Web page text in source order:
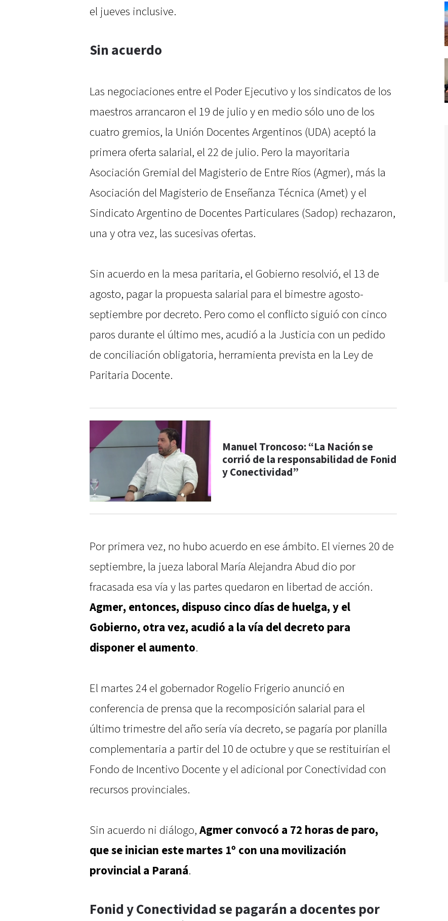
el jueves inclusive.
Sin acuerdo
Las negociaciones entre el Poder Ejecutivo y los sindicatos de los
maestros arrancaron el 19 de julio y en medio sólo uno de los
cuatro gremios, la Unión Docentes Argentinos (UDA) aceptó la
primera oferta salarial, el 22 de julio. Pero la mayoritaria
Asociación Gremial del Magisterio de Entre Ríos (Agmer), más la
Asociación del Magisterio de Enseñanza Técnica (Amet) y el
Sindicato Argentino de Docentes Particulares (Sadop) rechazaron,
una y otra vez, las sucesivas ofertas.
Sin acuerdo en la mesa paritaria, el Gobierno resolvió, el 13 de
agosto, pagar la propuesta salarial para el bimestre agosto-
septiembre por decreto. Pero como el conflicto siguió con cinco
paros durante el último mes, acudió a la Justicia con un pedido
de conciliación obligatoria, herramienta prevista en la Ley de
Paritaria Docente.
Manuel Troncoso: “La Nación se
corrió de la responsabilidad de Fonid
y Conectividad”
Por primera vez, no hubo acuerdo en ese ámbito. El viernes 20 de
septiembre, la jueza laboral María Alejandra Abud dio por
fracasada esa vía y las partes quedaron en libertad de acción.
Agmer, entonces, dispuso cinco días de huelga, y el
Gobierno, otra vez, acudió a la vía del decreto para
disponer el aumento.
El martes 24 el gobernador Rogelio Frigerio anunció en
conferencia de prensa que la recomposición salarial para el
último trimestre del año sería vía decreto, se pagaría por planilla
complementaria a partir del 10 de octubre y que se restituirían el
Fondo de Incentivo Docente y el adicional por Conectividad con
recursos provinciales.
Sin acuerdo ni diálogo, Agmer convocó a 72 horas de paro,
que se inician este martes 1º con una movilización
provincial a Paraná.
Fonid y Conectividad se pagarán a docentes por